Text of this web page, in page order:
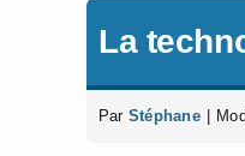
La
Par Stéphane